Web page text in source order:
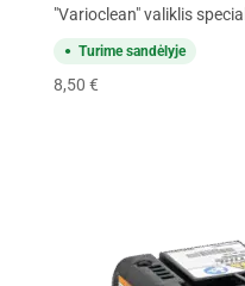
"Varioclean" valiklis
Turime sandėlyje
8,50 €